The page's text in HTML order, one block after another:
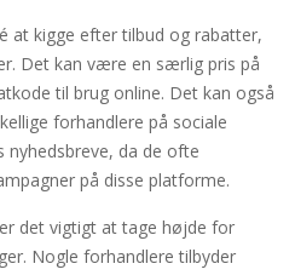
at kigge efter tilbud og rabatter,
Det kan være en særlig pris på
til brug online. Det kan også
forhandlere på sociale
nyhedsbreve, da de ofte
på disse platforme.
det vigtigt at tage højde for
Nogle forhandlere tilbyder